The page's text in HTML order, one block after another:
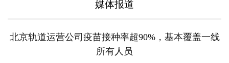
媒体报道
北京轨道运营公司疫苗接种率超90%，基本覆盖一线
所有人员